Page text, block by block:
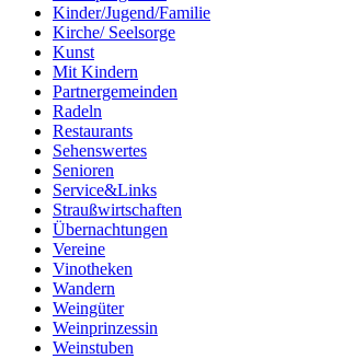
Kinder/Jugend/Familie
Kirche/ Seelsorge
Kunst
Mit Kindern
Partnergemeinden
Radeln
Restaurants
Sehenswertes
Senioren
Service&Links
Straußwirtschaften
Übernachtungen
Vereine
Vinotheken
Wandern
Weingüter
Weinprinzessin
Weinstuben